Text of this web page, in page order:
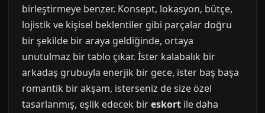
birleştirmeye benzer. Konsept, lokasyon, bütçe,
lojistik ve kişisel beklentiler gibi parçalar doğru
bir şekilde bir araya geldiğinde, ortaya
unutulmaz bir tablo çıkar. İster kalabalık bir
arkadaş grubuyla enerjik bir gece, ister baş başa
romantik bir akşam, isterseniz de size özel
tasarlanmış, eşlik edecek bireskort ile daha